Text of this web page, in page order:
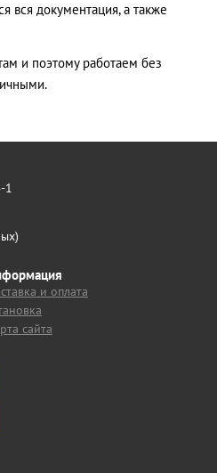
вся документация, а также
и поэтому работаем без
1
и оплата
сайта